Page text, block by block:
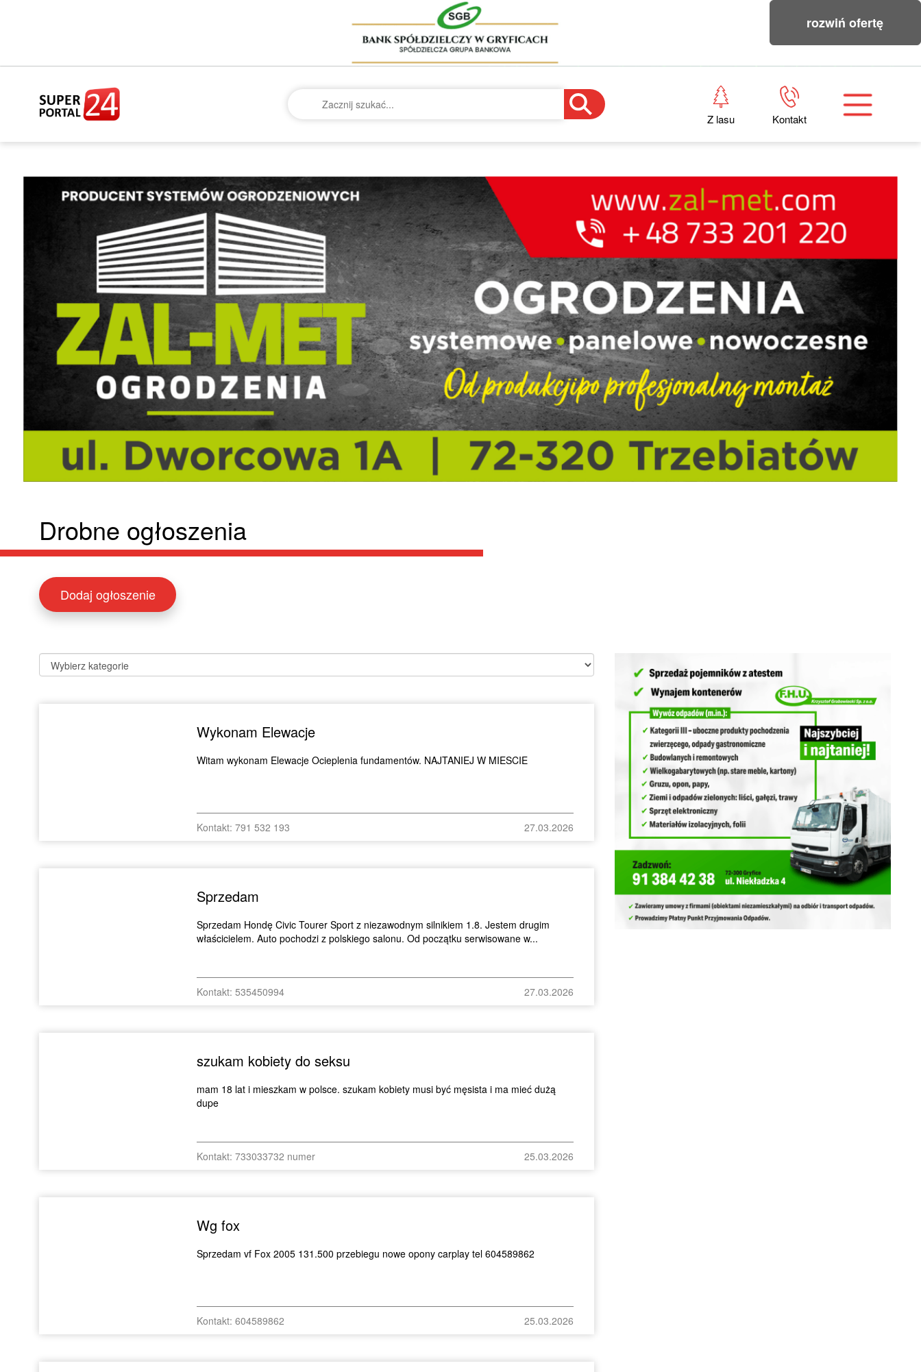
rozwiń ofertę
Z lasu Kontakt
Drobne ogłoszenia
Dodaj ogłoszenie
Wykonam Elewacje
Witam wykonam Elewacje Ocieplenia fundamentów. NAJTANIEJ W MIESCIE
Kontakt: 791 532 193 27.03.2026
Sprzedam
Sprzedam Hondę Civic Tourer Sport z niezawodnym silnikiem 1.8. Jestem drugim
właścicielem. Auto pochodzi z polskiego salonu. Od początku serwisowane w...
Kontakt: 535450994 27.03.2026
szukam kobiety do seksu
mam 18 lat i mieszkam w polsce. szukam kobiety musi być męsista i ma mieć dużą
dupe
Kontakt: 733033732 numer 25.03.2026
Wg fox
Sprzedam vf Fox 2005 131.500 przebiegu nowe opony carplay tel 604589862
Kontakt: 604589862 25.03.2026